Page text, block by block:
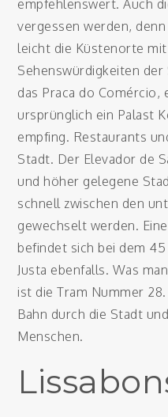
empfehlenswert. Auch
vergessen werden,
leicht die Küstenorte
Sehenswürdigkeiten
das Praca do Comércio,
ursprünglich ein Palast
empfing. Restaurants
Stadt. Der Elevador de
und höher gelegene
schnell zwischen den
gewechselt werden.
befindet sich bei dem
Justa ebenfalls. Was
ist die Tram Nummer
Bahn durch die Stadt
Menschen.